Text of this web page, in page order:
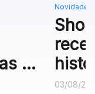
e
Novidades
do
03/08/